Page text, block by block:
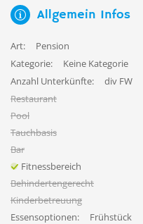
Allgemein Infos
Art:
Pension
Kategorie:
Keine Kategorie
Anzahl Unterkünfte:
div FW
Restaurant
Pool
Tauchbasis
Bar
Fitnessbereich
Behindertengerecht
Kinderbetreuung
Essensoptionen:
Frühstück